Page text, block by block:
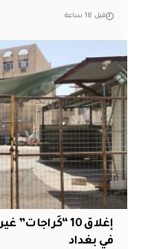
قبل 18 ساعة
إغلاق 10
في بغداد